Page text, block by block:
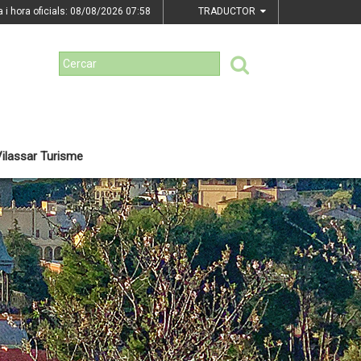
i hora oficials: 08/08/2026 07:58 TRADUCTOR
Turisme